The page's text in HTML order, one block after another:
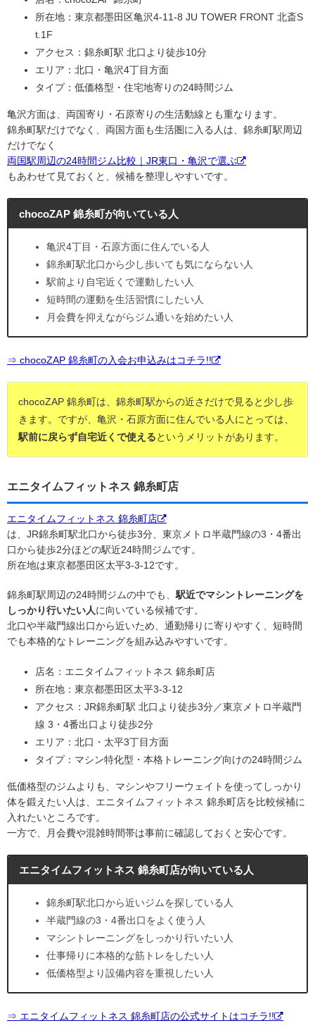
所在地：東京都墨田区亀沢4-11-8 JU TOWER FRONT 北斎S
t.1F
アクセス：錦糸町駅 北口より徒歩10分
エリア：北口・亀沢4丁目方面
タイプ：低価格型・住宅地寄りの24時間ジム
亀沢方面は、両国寄り・石原寄りの生活動線とも重なります。
錦糸町駅だけでなく、両国方面も生活圏に入る人は、錦糸町駅周辺
だけでなく
両国駅周辺の24時間ジム比較｜JR東口・亀沢で選ぶ
もあわせて見ておくと、候補を整理しやすいです。
chocoZAP 錦糸町が向いている人
亀沢4丁目・石原方面に住んでいる人
錦糸町駅北口から少し歩いても気にならない人
駅前より自宅近くで運動したい人
短時間の運動を生活習慣にしたい人
月会費を抑えながらジム通いを始めたい人
⇒ chocoZAP 錦糸町の入会お申込みはコチラ!!
chocoZAP 錦糸町は、錦糸町駅からの近さだけで見ると少し歩
きます。ですが、亀沢・石原方面に住んでいる人にとっては、
駅前に戻らず自宅近くで使えるというメリットがあります。
エニタイムフィットネス 錦糸町店
エニタイムフィットネス 錦糸町店
は、JR錦糸町駅北口から徒歩3分、東京メトロ半蔵門線の3・4番出
口から徒歩2分ほどの駅近24時間ジムです。
所在地は東京都墨田区太平3-3-12です。
錦糸町駅周辺の24時間ジムの中でも、 駅近でマシントレーニングを
しっかり行いたい人に向いている候補です。
北口や半蔵門線出口から近いため、通勤帰りに寄りやすく、短時間
でも本格的なトレーニングを組み込みやすいです。
店名：エニタイムフィットネス 錦糸町店
所在地：東京都墨田区太平3-3-12
アクセス：JR錦糸町駅 北口より徒歩3分／東京メトロ半蔵門
線 3・4番出口より徒歩2分
エリア：北口・太平3丁目方面
タイプ：マシン特化型・本格トレーニング向けの24時間ジム
低価格型のジムよりも、マシンやフリーウェイトを使ってしっかり
体を鍛えたい人は、エニタイムフィットネス 錦糸町店を比較候補に
入れたいところです。
一方で、月会費や混雑時間帯は事前に確認しておくと安心です。
エニタイムフィットネス 錦糸町店が向いている人
錦糸町駅北口から近いジムを探している人
半蔵門線の3・4番出口をよく使う人
マシントレーニングをしっかり行いたい人
仕事帰りに本格的な筋トレをしたい人
低価格型より設備内容を重視したい人
⇒ エニタイムフィットネス 錦糸町店の公式サイトはコチラ!!